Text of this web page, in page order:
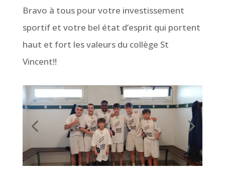
Bravo à tous pour votre investissement
sportif et votre bel état d’esprit qui portent
haut et fort les valeurs du collège St
Vincent!!